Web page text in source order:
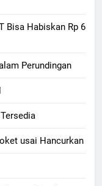
Bisa Habiskan Rp 6
Perundingan
usai Hancurkan